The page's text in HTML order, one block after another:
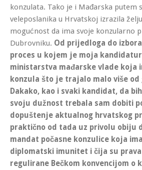
konzulata. Tako je i Mađarska putem
veleposlanika u Hrvatskoj izrazila
mogućnost da ima svoje konzularno
Dubrovniku. Od prijedloga do
proces u kojem je moja
ministarstva mađarske vlade koja
konzula što je trajalo malo više od
Dakako, kao i svaki kandidat, da
svoju dužnost trebala sam dobiti
dopuštenje aktualnog hrvatskog
praktično od tada uz privolu obiju
mandat počasne konzulice koja
diplomatski imunitet i čija su prava
regulirane Bečkom konvencijom o